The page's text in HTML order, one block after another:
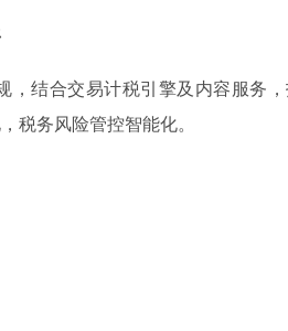
结合交易计税引擎及内容服务
税务风险管控智能化。